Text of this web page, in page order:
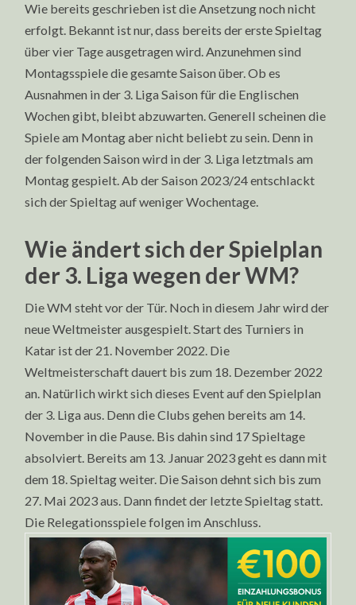
Wie bereits geschrieben ist die Ansetzung noch nicht
erfolgt. Bekannt ist nur, dass bereits der erste Spieltag
über vier Tage ausgetragen wird. Anzunehmen sind
Montagsspiele die gesamte Saison über. Ob es
Ausnahmen in der 3. Liga Saison für die Englischen
Wochen gibt, bleibt abzuwarten. Generell scheinen die
Spiele am Montag aber nicht beliebt zu sein. Denn in
der folgenden Saison wird in der 3. Liga letztmals am
Montag gespielt. Ab der Saison 2023/24 entschlackt
sich der Spieltag auf weniger Wochentage.
Wie ändert sich der Spielplan
der 3. Liga wegen der WM?
Die WM steht vor der Tür. Noch in diesem Jahr wird der
neue Weltmeister ausgespielt. Start des Turniers in
Katar ist der 21. November 2022. Die
Weltmeisterschaft dauert bis zum 18. Dezember 2022
an. Natürlich wirkt sich dieses Event auf den Spielplan
der 3. Liga aus. Denn die Clubs gehen bereits am 14.
November in die Pause. Bis dahin sind 17 Spieltage
absolviert. Bereits am 13. Januar 2023 geht es dann mit
dem 18. Spieltag weiter. Die Saison dehnt sich bis zum
27. Mai 2023 aus. Dann findet der letzte Spieltag statt.
Die Relegationsspiele folgen im Anschluss.